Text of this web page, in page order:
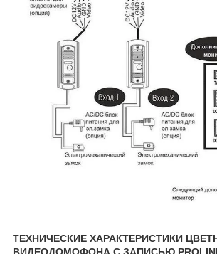
ТЕХНИЧЕСКИЕ ХАРАКТЕРИСТИКИ